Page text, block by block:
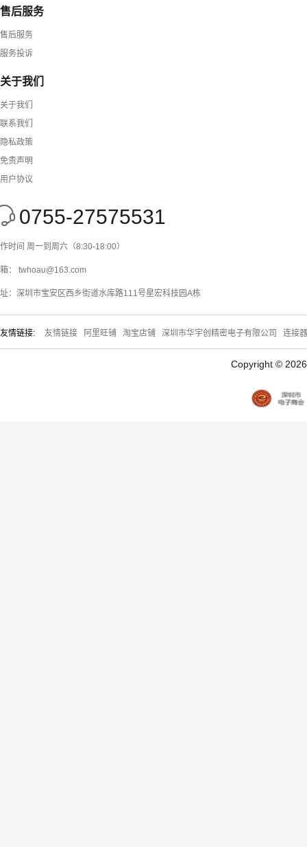
售后服务
售后服务
服务投诉
关于我们
关于我们
联系我们
隐私政策
免责声明
用户协议
0755-27575531
时间 周一到周六（8:30-18:00）
： twhoau@163.com
：深圳市宝安区西乡街道水库路111号星宏科技园A栋
友情链接: 友情链接 阿里旺铺 淘宝店铺 深圳市华宇创精密电子有限公司 连接
Copyright ©